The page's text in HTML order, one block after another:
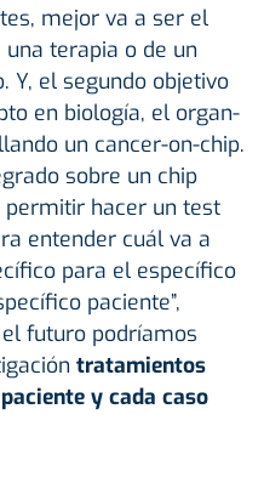
mejor va a ser el
terapia o de un
el segundo objetivo
en biología, el organ-
un cancer-on-chip.
sobre un chip
hacer un test
entender cuál va a
para el específico
paciente”,
futuro podríamos
tratamientos
y cada caso